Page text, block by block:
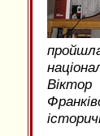
Віктор